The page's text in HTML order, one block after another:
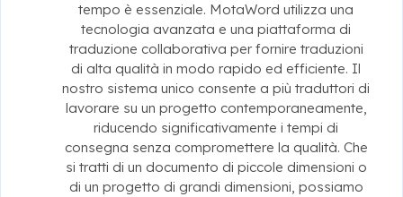
tempo è essenziale. MotaWord utilizza una
tecnologia avanzata e una piattaforma di
traduzione collaborativa per fornire traduzioni
di alta qualità in modo rapido ed efficiente. Il
nostro sistema unico consente a più traduttori di
lavorare su un progetto contemporaneamente,
riducendo significativamente i tempi di
consegna senza compromettere la qualità. Che
si tratti di un documento di piccole dimensioni o
di un progetto di grandi dimensioni, possiamo